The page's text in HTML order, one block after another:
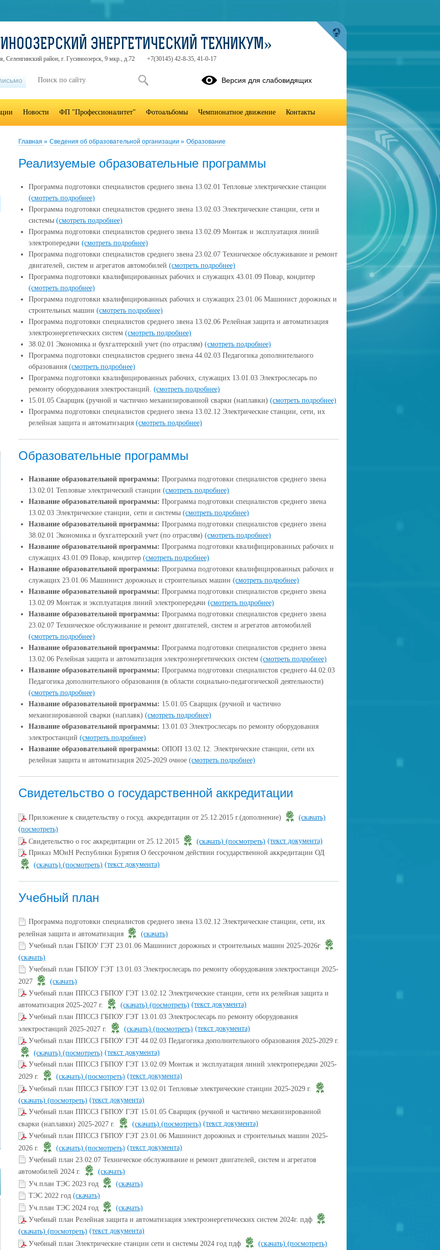
Главная » Сведения об образовательной организации » Образование
Реализуемые образовательные программы
Программа подготовки специалистов среднего звена 13.02.01 Тепловые электрические станции
(смотреть подробнее)
Программа подготовки специалистов среднего звена 13.02.03 Электрические станции, сети и
системы (смотреть подробнее)
Программа подготовки специалистов среднего звена 13.02.09 Монтаж и эксплуатация линий
электропередачи (смотреть подробнее)
Программа подготовки специалистов среднего звена 23.02.07 Техническое обслуживание и ремонт
двигателей, систем и агрегатов автомобилей (смотреть подробнее)
Программа подготовки квалифицированных рабочих и служащих 43.01.09 Повар, кондитер
(смотреть подробнее)
Программа подготовки квалифицированных рабочих и служащих 23.01.06 Машинист дорожных и
строительных машин (смотреть подробнее)
Программа подготовки специалистов среднего звена 13.02.06 Релейная защита и автоматизация
электроэнергетических систем (смотреть подробнее)
38.02.01 Экономика и бухгалтерский учет (по отраслям) (смотреть подробнее)
Программа подготовки специалистов среднего звена 44.02.03 Педагогика дополнительного
образования (смотреть подробнее)
Программа подготовки квалифицированных рабочих, служащих 13.01.03 Электрослесарь по
ремонту оборудования электростанций. (смотреть подробнее)
15.01.05 Сварщик (ручной и частично механизированной сварки (наплавки) (смотреть подробнее)
Программа подготовки специалистов среднего звена 13.02.12 Электрические станции, сети, их
релейная защита и автоматизация (смотреть подробнее)
Образовательные программы
Название образовательной программы: Программа подготовки специалистов среднего звена
13.02.01 Тепловые электрический станции (смотреть подробнее)
Название образовательной программы: Программа подготовки специалистов среднего звена
13.02.03 Электрические станции, сети и системы (смотреть подробнее)
Название образовательной программы: Программа подготовки специалистов среднего звена
38.02.01 Экономика и бухгалтерский учет (по отраслям) (смотреть подробнее)
Название образовательной программы: Программа подготовки квалифицированных рабочих и
служащих 43.01.09 Повар, кондитер (смотреть подробнее)
Название образовательной программы: Программа подготовки квалифицированных рабочих и
служащих 23.01.06 Машинист дорожных и строительных машин (смотреть подробнее)
Название образовательной программы: Программа подготовки специалистов среднего звена
13.02.09 Монтаж и эксплуатация линий электропередачи (смотреть подробнее)
Название образовательной программы: Программа подготовки специалистов среднего звена
23.02.07 Техническое обслуживание и ремонт двигателей, систем и агрегатов автомобилей
(смотреть подробнее)
Название образовательной программы: Программа подготовки специалистов среднего звена
13.02.06 Релейная защита и автоматизация электроэнергетических систем (смотреть подробнее)
Название образовательной программы: Программа подготовки специалистов среднего 44.02.03
Педагогика дополнительного образования (в области социально-педагогической деятельности)
(смотреть подробнее)
Название образовательной программы: 15.01.05 Сварщик (ручной и частично
механизированной сварки (наплавк) (смотреть подробнее)
Название образовательной программы: 13.01.03 Электрослесарь по ремонту оборудования
электростанций (смотреть подробнее)
Название образовательной программы: ОПОП 13.02.12. Электрические станции, сети их
релейная защита и автоматизация 2025-2029 очное (смотреть подробнее)
Свидетельство о государственной аккредитации
Приложение к свидетельству о госуд. аккредитации от 25.12.2015 г.(дополнение)
(скачать)
(посмотреть)
Свидетельство о гос аккредитации от 25.12.2015
(скачать) (посмотреть) (текст документа)
Приказ МОиН Республики Бурятия О бессрочном действии государственной аккредитации ОД
(скачать) (посмотреть) (текст документа)
Учебный план
Программа подготовки специалистов среднего звена 13.02.12 Электрические станции, сети, их
релейная защита и автоматизация
(скачать)
Учебный план ГБПОУ ГЭТ 23.01.06 Машинист дорожных и строительных машин 2025-2026г
(скачать)
Учебный план ГБПОУ ГЭТ 13.01.03 Электрослесарь по ремонту оборудования электростанци 2025-
2027
(скачать)
Учебный план ППССЗ ГБПОУ ГЭТ 13.02.12 Электрические станции, сети их релейная защита и
автоматизация 2025-2027 г.
(скачать) (посмотреть) (текст документа)
Учебный план ППССЗ ГБПОУ ГЭТ 13.01.03 Электрослесарь по ремонту оборудования
электростанций 2025-2027 г.
(скачать) (посмотреть) (текст документа)
Учебный план ППССЗ ГБПОУ ГЭТ 44.02.03 Педагогика дополнительного образования 2025-2029 г.
(скачать) (посмотреть) (текст документа)
Учебный план ППССЗ ГБПОУ ГЭТ 13.02.09 Монтаж и эксплуатация линий электропередачи 2025-
2029 г.
(скачать) (посмотреть) (текст документа)
Учебный план ППССЗ ГБПОУ ГЭТ 13.02.01 Тепловые электрические станции 2025-2029 г.
(скачать) (посмотреть) (текст документа)
Учебный план ППССЗ ГБПОУ ГЭТ 15.01.05 Сварщик (ручной и частично механизированной
сварки (наплавки) 2025-2027 г.
(скачать) (посмотреть) (текст документа)
Учебный план ППССЗ ГБПОУ ГЭТ 23.01.06 Машинист дорожных и строительных машин 2025-
2026 г.
(скачать) (посмотреть) (текст документа)
Учебный план 23.02.07 Техническое обслуживание и ремонт двигателей, систем и агрегатов
автомобилей 2024 г.
(скачать)
Уч.план ТЭС 2023 год
(скачать)
ТЭС 2022 год (скачать)
Уч.план ТЭС 2024 год
(скачать)
Учебный план Релейная защита и автоматизация электроэнергетических систем 2024г. пдф
(скачать) (посмотреть) (текст документа)
Учебный план Электрические станции сети и системы 2024 год пдф
(скачать) (посмотреть)
ЭНЕРГЕТИЧЕСКИЙ ТЕХНИКУМ»
Селенгинский район, г. Гусиноозерск, 9 мкр., д.72 +7(30145) 42-8-35, 41-0-17
Версия для слабовидящих
Новости ФП "Профессионалитет" Фотоальбомы Чемпионатное движение Контакты